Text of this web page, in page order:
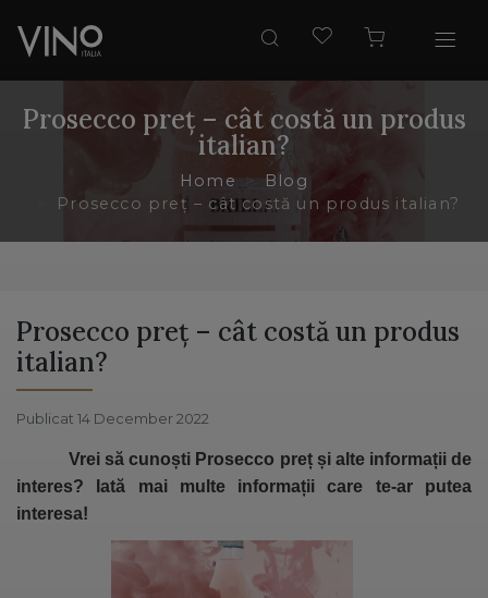
Prosecco preț – cât costă un produs
italian?
Home
Blog
Prosecco preț – cât costă un produs italian?
Prosecco preț – cât costă un produs
italian?
Publicat 14 December 2022
Vrei să cunoști Prosecco preț și alte informații de
interes? Iată mai multe informații care te-ar putea
interesa!